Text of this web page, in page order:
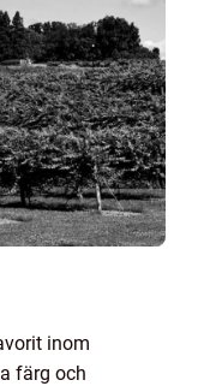
inom
färg och